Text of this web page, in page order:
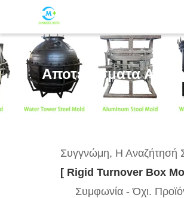
Αποτελέσματα
Συγγνώμη, Η Αναζήτησή
[ Rigid Turnover Box
Συμφωνία - Όχι.